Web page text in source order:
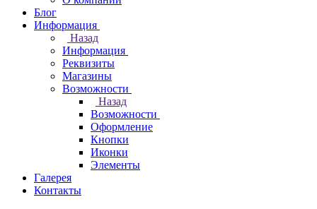
Блог
Информация
Назад
Информация
Реквизиты
Магазины
Возможности
Назад
Возможности
Оформление
Кнопки
Иконки
Элементы
Галерея
Контакты